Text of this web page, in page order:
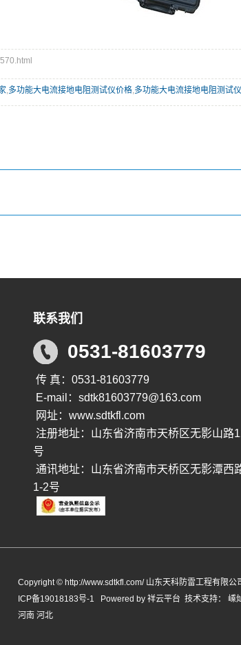
,多功能大电流接地电阻测试仪价格,多功能大电流接地电阻测试
联系我们
0531-81603779
传 真：0531-81603779
E-mail：sdtk81603779@163.com
网址：www.sdtkfl.com
注册地址：山东省济南市天桥区无影山路
号
通讯地址：山东省济南市天桥区无影潭西
1-2号
Copyright © http://www.sdtkfl.com/ 山东天科防雷工程有限公
ICP备19018183号-1 Powered by 祥云平台 技术支持：
嵊
河南 河北